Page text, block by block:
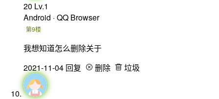
20 Lv.1
Android · QQ Browser
第9楼
我想知道怎么删除关于
2021-11-04 回复 删除 垃圾